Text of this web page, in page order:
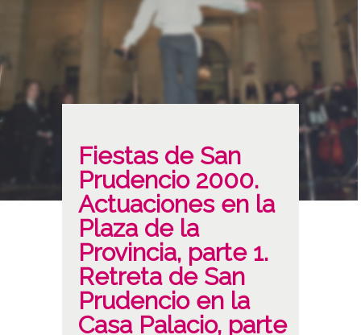
Fiestas de San
Prudencio 2000.
Actuaciones en la
Plaza de la
Provincia, parte 1.
Retreta de San
Prudencio en la
Casa Palacio, parte